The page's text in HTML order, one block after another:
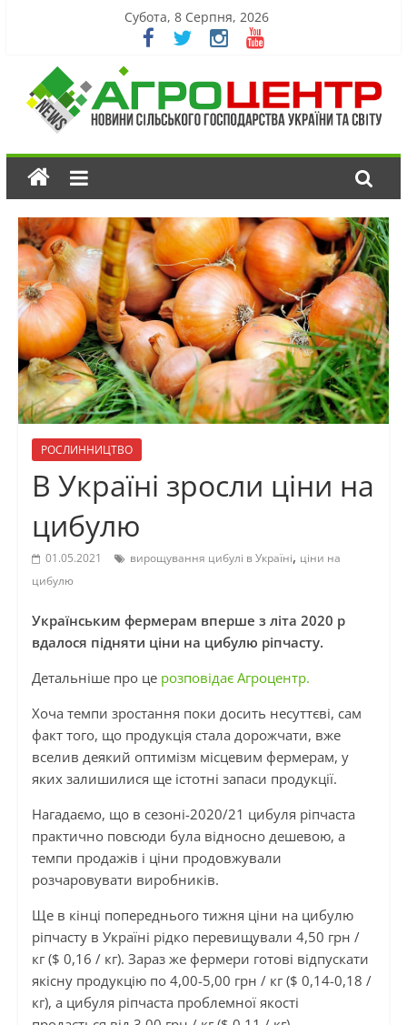
Субота, 8 Серпня, 2026
РОСЛИННИЦТВО
В Україні зросли ціни на
цибулю
01.05.2021 вирощування цибулі в Україні, ціни на
цибулю
Українським фермерам вперше з літа 2020 р
вдалося підняти ціни на цибулю ріпчасту.
Детальніше про це розповідає Агроцентр.
Хоча темпи зростання поки досить несуттєві, сам
факт того, що продукція стала дорожчати, вже
вселив деякий оптимізм місцевим фермерам, у
яких залишилися ще істотні запаси продукції.
Нагадаємо, що в сезоні-2020/21 цибуля ріпчаста
практично повсюди була відносно дешевою, а
темпи продажів і ціни продовжували
розчаровувати виробників.
Ще в кінці попереднього тижня ціни на цибулю
ріпчасту в Україні рідко перевищували 4,50 грн /
кг ($ 0,16 / кг). Зараз же фермери готові відпускати
якісну продукцію по 4,00-5,00 грн / кг ($ 0,14-0,18 /
кг), а цибуля ріпчаста проблемної якості